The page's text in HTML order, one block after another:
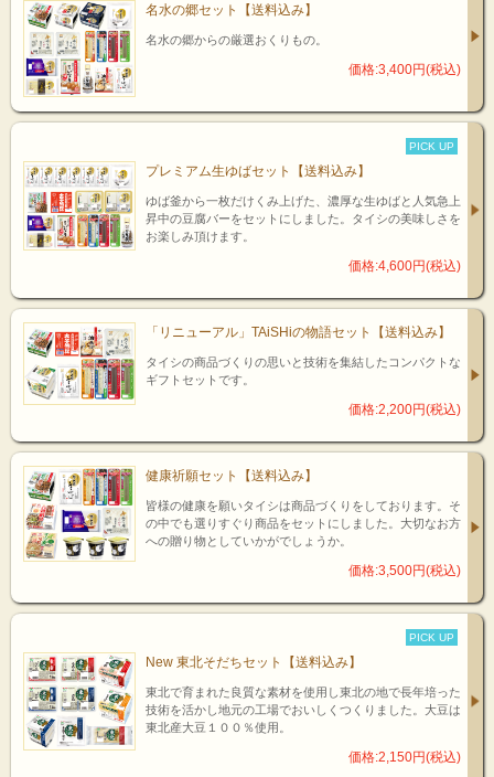
名水の郷セット【送料込み】
名水の郷からの厳選おくりもの。
価格:3,400円(税込)
PICK UP
プレミアム生ゆばセット【送料込み】
ゆば釜から一枚だけくみ上げた、濃厚な生ゆばと人気急上
昇中の豆腐バーをセットにしました。タイシの美味しさを
お楽しみ頂けます。
価格:4,600円(税込)
「リニューアル」TAiSHiの物語セット【送料込み】
タイシの商品づくりの思いと技術を集結したコンパクトな
ギフトセットです。
価格:2,200円(税込)
健康祈願セット【送料込み】
皆様の健康を願いタイシは商品づくりをしております。そ
の中でも選りすぐり商品をセットにしました。大切なお方
への贈り物としていかがでしょうか。
価格:3,500円(税込)
PICK UP
New 東北そだちセット【送料込み】
東北で育まれた良質な素材を使用し東北の地で長年培った
技術を活かし地元の工場でおいしくつくりました。大豆は
東北産大豆１００％使用。
価格:2,150円(税込)